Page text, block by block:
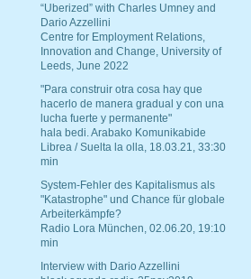
“Uberized” with Charles Umney and
Dario Azzellini
Centre for Employment Relations,
Innovation and Change, University of
Leeds, June 2022
"Para construir otra cosa hay que
hacerlo de manera gradual y con una
lucha fuerte y permanente"
hala bedi. Arabako Komunikabide
Librea / Suelta la olla, 18.03.21, 33:30
min
System-Fehler des Kapitalismus als
"Katastrophe" und Chance für globale
Arbeiterkämpfe?
Radio Lora München, 02.06.20, 19:10
min
Interview with Dario Azzellini